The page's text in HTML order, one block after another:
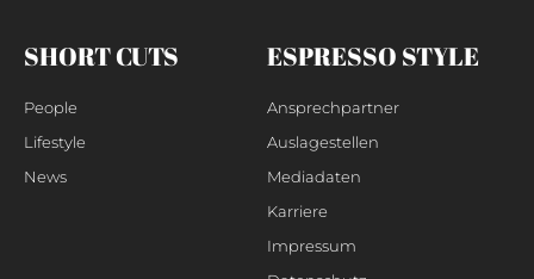
SHORT CUTS
People
Lifestyle
News
ESPRESSO STYLE
Ansprechpartner
Auslagestellen
Mediadaten
Karriere
Impressum